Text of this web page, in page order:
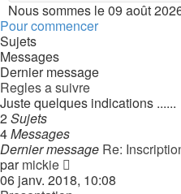
Nous sommes le 09 août
Pour commencer
Sujets
Messages
Dernier message
Regles a suivre
Juste quelques indications ......
2Sujets
4Messages
Dernier message Re:
parmickie
Consulter
le
06 janv. 2018, 10:08